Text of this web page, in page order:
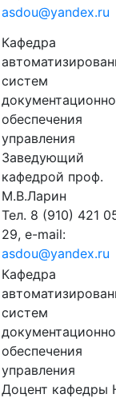
asdou@yandex.ru
Кафедра
систем
обеспечения
управления
Заведующий
кафедрой проф.
М.В.Ларин
Тел. 8 (910) 421
29, e-mail:
asdou@yandex.ru
Кафедра
систем
обеспечения
управления
Доцент кафедры